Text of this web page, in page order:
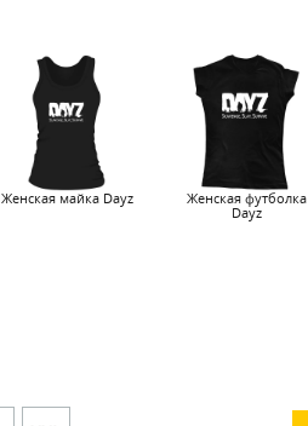
Женская майка Dayz
Женская футболка
Dayz